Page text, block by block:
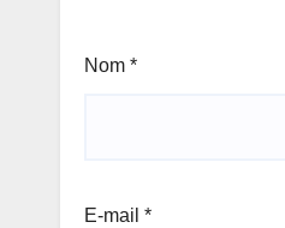
Nom *
E-mail *